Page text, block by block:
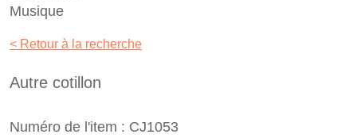
Musique
< Retour à la recherche
Autre cotillon
Numéro de l'item : CJ1053